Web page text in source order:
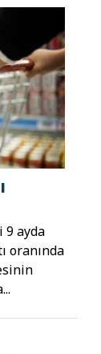
9 ayda
oranında